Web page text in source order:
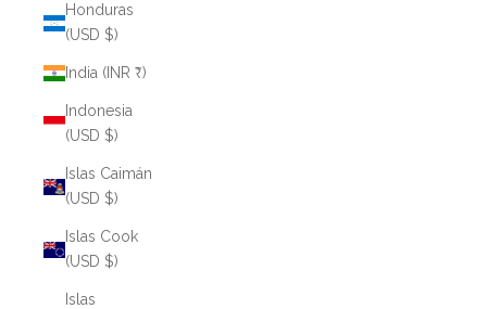
Honduras
(USD $)
India (INR ₹)
Indonesia
(USD $)
Islas Caimán
(USD $)
Islas Cook
(USD $)
Islas